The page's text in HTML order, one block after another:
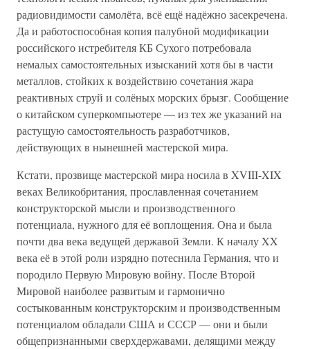
радиовидимости самолёта, всё ещё надёжно засекречена.
Да и работоспособная копия палубной модификации
российского истребителя КБ Сухого потребовала
немалых самостоятельных изысканий хотя бы в части
металлов, стойких к воздействию сочетания жара
реактивных струй и солёных морских брызг. Сообщение
о китайском суперкомпьютере — из тех же указаний на
растущую самостоятельность разработчиков,
действующих в нынешней мастерской мира.
Кстати, прозвище мастерской мира носила в XVIII-XIX
веках Великобритания, прославленная сочетанием
конструкторской мысли и производственного
потенциала, нужного для её воплощения. Она и была
почти два века ведущей державой Земли. К началу XX
века её в этой роли изрядно потеснила Германия, что и
породило Первую Мировую войну. После Второй
Мировой наиболее развитым и гармонично
состыкованным конструкторским и производственным
потенциалом обладали США и СССР — они и были
общепризнанными сверхдержавами, делящими между